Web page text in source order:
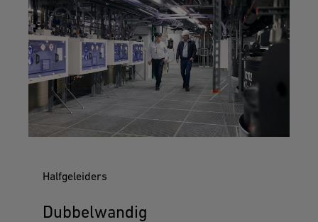
Halfgeleiders
Dubbelwandig